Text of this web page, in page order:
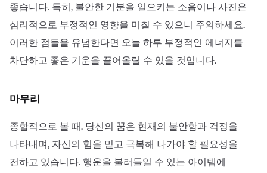
좋습니다. 특히, 불안한 기분을 일으키는 소음이나 사진은
심리적으로 부정적인 영향을 미칠 수 있으니 주의하세요.
이러한 점들을 유념한다면 오늘 하루 부정적인 에너지를
차단하고 좋은 기운을 끌어올릴 수 있을 것입니다.
마무리
종합적으로 볼 때, 당신의 꿈은 현재의 불안함과 걱정을
나타내며, 자신의 힘을 믿고 극복해 나가야 할 필요성을
전하고 있습니다. 행운을 불러들일 수 있는 아이템에